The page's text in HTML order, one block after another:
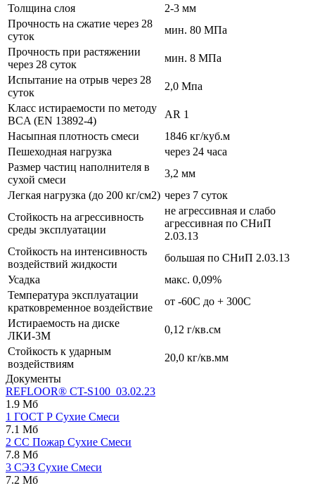
Толщина слоя
2-3 мм
Прочность на сжатие через 28
суток
мин. 80 МПа
Прочность при растяжении
через 28 суток
мин. 8 МПа
Испытание на отрыв через 28
суток
2,0 Мпа
Класс истираемости по методу
BCA (EN 13892-4)
AR 1
Насыпная плотность смеси
1846 кг/куб.м
Пешеходная нагрузка
через 24 часа
Размер частиц наполнителя в
сухой смеси
3,2 мм
Легкая нагрузка (до 200 кг/см2) через 7 суток
Стойкость на агрессивность
среды эксплуатации
не агрессивная и слабо
агрессивная по СНиП
2.03.13
Стойкость на интенсивность
воздействий жидкости
большая по СНиП 2.03.13
Усадка
макс. 0,09%
Температура эксплуатации
кратковременное воздействие
от -60С до + 300С
Истираемость на диске
ЛКИ-3М
0,12 г/кв.см
Стойкость к ударным
воздействиям
20,0 кг/кв.мм
Документы
REFLOOR® CT-S100_03.02.23
1.9 Мб
1 ГОСТ Р Сухие Смеси
7.1 Мб
2 СС Пожар Сухие Смеси
7.8 Мб
3 СЭЗ Сухие Смеси
7.2 Мб